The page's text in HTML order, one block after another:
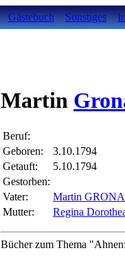
Gästebuch Sonstiges
Martin
Beruf:
Geboren:
3.10.1794
Getauft:
5.10.1794
Gestorben:
Vater:
Martin
Mutter:
Regina
Bücher zum Thema